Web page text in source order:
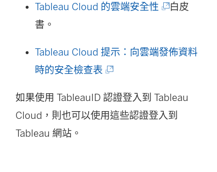
在
視
啟
)
Tableau Cloud 的雲端安全性 (
在
視
窗
白皮
書。
Tableau Cloud 提示：向雲端發佈資料
時的安全檢查表 (
結
在
如果使用 TableauID 認證登入到 Tableau
Cloud ，則也可以使用這些認證登入到
Tableau 網站。